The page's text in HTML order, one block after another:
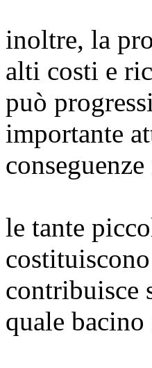
inoltre, la
alti costi e
può
importante
le tante
contribuisce
quale